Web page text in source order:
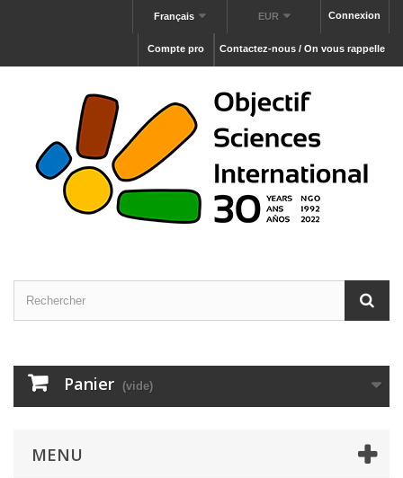
Connexion
EUR
Français
Contactez-nous / On vous rappelle
Compte pro
Panier (vide)
MENU